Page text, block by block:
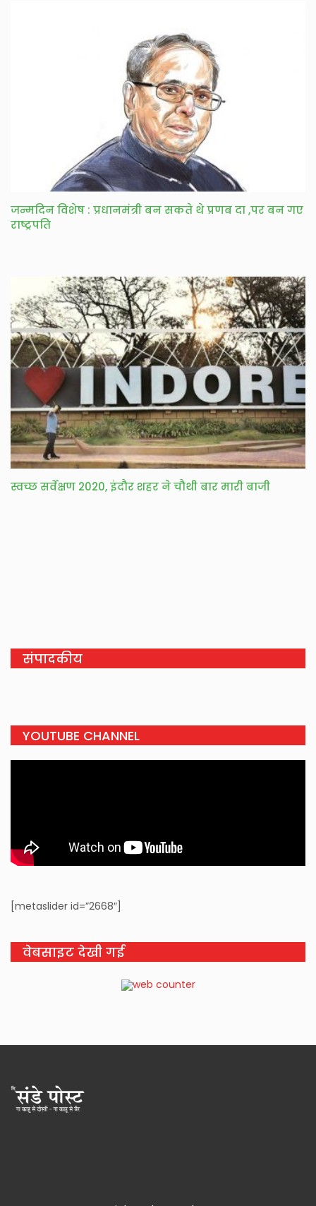
जन्मदिन विशेष : प्रधानमंत्री बन सकते थे प्रणब दा ,पर बन गए
राष्ट्रपति
स्वच्छ सर्वेक्षण 2020, इंदौर शहर ने चौथी बार मारी बाजी
संपादकीय
YOUTUBE CHANNEL
[metaslider id=”2668″]
वेबसाइट देखी गई